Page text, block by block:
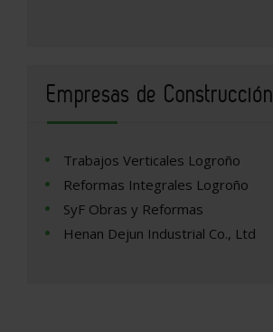
Empresas de Construcción
Trabajos Verticales Logroño
Reformas Integrales Logroño
SyF Obras y Reformas
Henan Dejun Industrial Co., Ltd